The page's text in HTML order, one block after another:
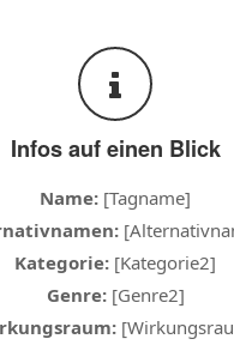
Infos auf einen Blick
Name: [Tagname]
Kategorie: [Kategorie2]
Genre:[Genre2]